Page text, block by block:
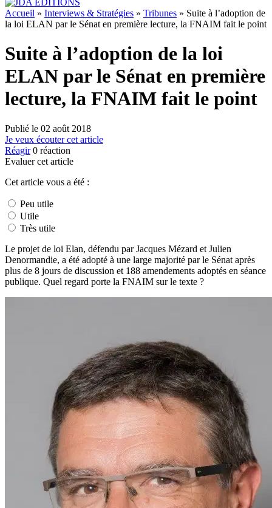
Accueil » Interviews & Stratégies » Tribunes » Suite à l’adoption de
la loi ELAN par le Sénat en première lecture, la FNAIM fait le point
Suite à l’adoption de la loi
ELAN par le Sénat en première
lecture, la FNAIM fait le point
Publié le 02 août 2018
Je veux écouter cet article
Réagir 0 réaction
Evaluer cet article
Cet article vous a été :
Peu utile
Utile
Très utile
Le projet de loi Elan, défendu par Jacques Mézard et Julien
Denormandie, a été adopté à une large majorité par le Sénat après
plus de 8 jours de discussion et 188 amendements adoptés en séance
publique. Quel regard porte la FNAIM sur le texte ?